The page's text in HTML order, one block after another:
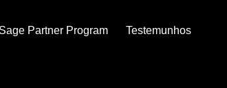
Sage Partner Program Testemunhos